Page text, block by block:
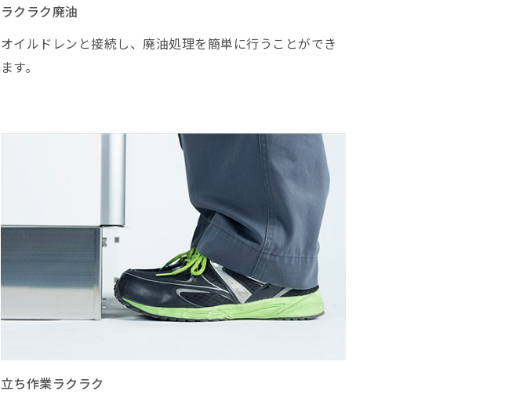
ラクラク廃油
オイルドレンと接続し、廃油処理を簡単に行うことができ
ます。
立ち作業ラクラク